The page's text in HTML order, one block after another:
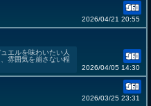
2026/04/21 20:55
エルを味わいたい人
雰囲気を崩さない程
2026/04/05 14:30
2026/03/25 23:31